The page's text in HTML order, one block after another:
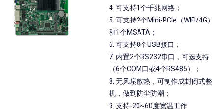
4. 可支持1个千兆网络；
5. 可支持2个Mini-PCIe（WIFI/4G）
和1个MSATA；
6. 可支持8个USB接口；
7. 内置2个RS232串口，可选支持
（6个COM口或4个RS485）；
8. 无风扇散热，可制作成封闭式整
机，做到防尘防潮；
9. 支持-20~60度宽温工作